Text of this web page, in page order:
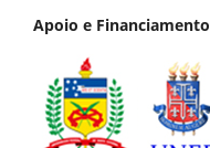
Apoio e Financiamento